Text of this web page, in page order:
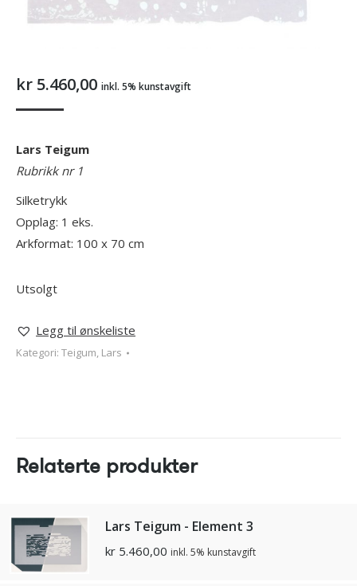
kr 5.460,00 inkl. 5% kunstavgift
Lars Teigum
Rubrikk nr 1
Silketrykk
Opplag: 1 eks.
Arkformat: 100 x 70 cm
Utsolgt
Legg til ønskeliste
Kategori: Teigum, Lars
Relaterte produkter
Lars Teigum - Element 3
kr 5.460,00 inkl. 5% kunstavgift